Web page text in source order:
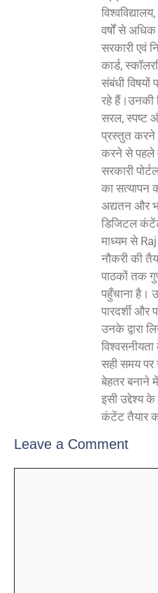
वर्षों से
सरकारी एवं
कार्ड,
संबंधी
रहे हैं।उनकी
सरल, स्पष्ट
प्रस्तुत करने
करने से पहले
सरकारी
का सत्यापन
अद्यतन और
डिजिटल
माध्यम से
नौकरी की
पाठकों तक
पहुँचाना है।
पारदर्शी
उनके द्वारा
सही समय पर
बेहतर बनाने
इसी उद्देश्य
कंटेंट तैयार
Leave a Comment